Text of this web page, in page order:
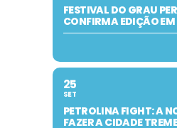
FESTIVAL DO GRAU
CONFIRMA EDIÇÃO
25
SET
PETROLINA FIGHT: A
FAZER A CIDADE